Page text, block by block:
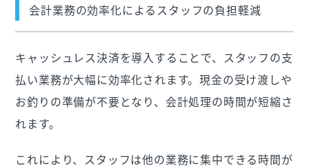
会計業務の効率化によるスタッフの負担軽減
キャッシュレス決済を導入することで、スタッフの支
払い業務が大幅に効率化されます。現金の受け渡しや
お釣りの準備が不要となり、会計処理の時間が短縮さ
れます。
これにより、スタッフは他の業務に集中できる時間が